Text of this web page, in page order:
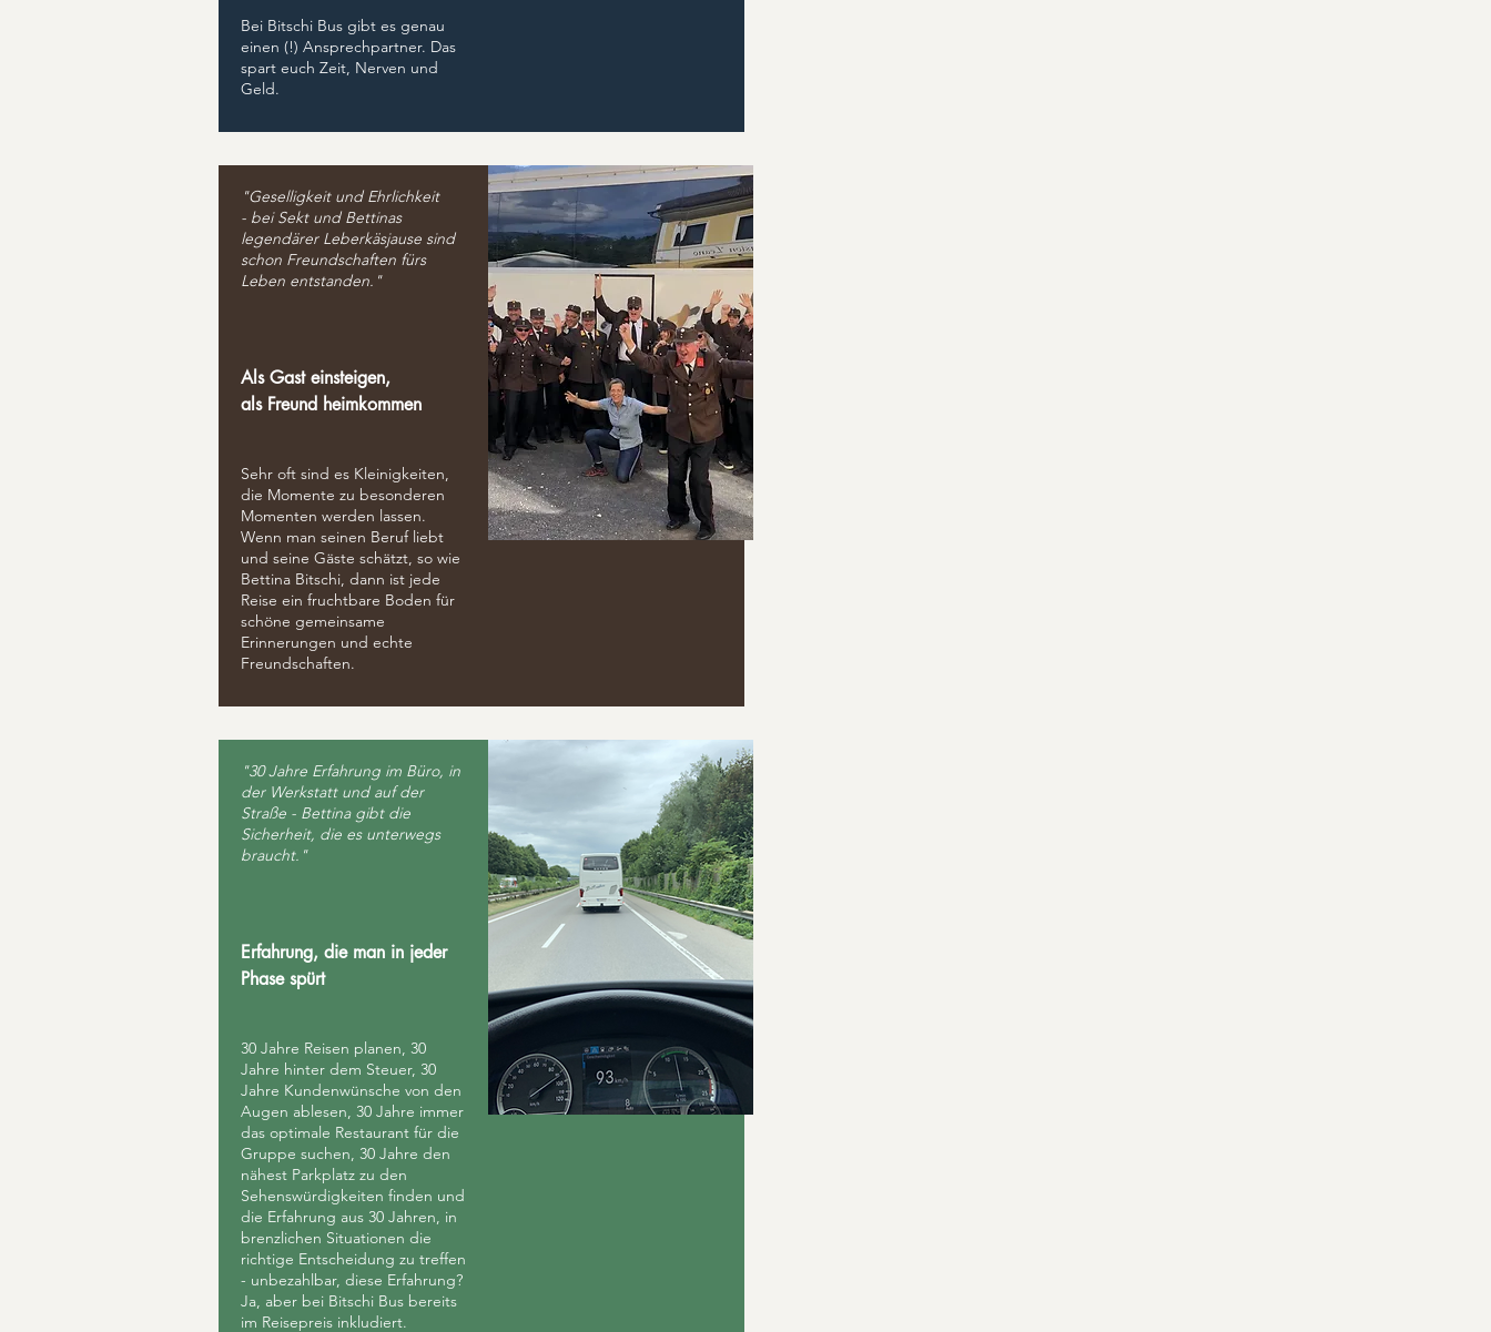
Bei Bitschi Bus gibt es genau
einen (!) Ansprechpartner. Das
spart euch Zeit, Nerven und
Geld.
"Geselligkeit und Ehrlichkeit
- bei Sekt und Bettinas
legendärer Leberkäsjause sind
schon Freundschaften fürs
Leben entstanden."
Als Gast einsteigen,
als Freund heimkommen
Sehr oft sind es Kleinigkeiten,
die Momente zu besonderen
Momenten werden lassen.
Wenn man seinen Beruf liebt
und seine Gäste schätzt, so wie
Bettina Bitschi, dann ist jede
Reise ein fruchtbare Boden für
schöne gemeinsame
Erinnerungen und echte
Freundschaften.
"30 Jahre Erfahrung im Büro, in
der Werkstatt und auf der
Straße - Bettina gibt die
Sicherheit, die es unterwegs
braucht."
Erfahrung, die man in jeder
Phase spürt
30 Jahre Reisen planen, 30
Jahre hinter dem Steuer, 30
Jahre Kundenwünsche von den
Augen ablesen, 30 Jahre immer
das optimale Restaurant für die
Gruppe suchen, 30 Jahre den
nähest Parkplatz zu den
Sehenswürdigkeiten finden und
die Erfahrung aus 30 Jahren, in
brenzlichen Situationen die
richtige Entscheidung zu treffen
- unbezahlbar, diese Erfahrung?
Ja, aber bei Bitschi Bus bereits
im Reisepreis inkludiert.